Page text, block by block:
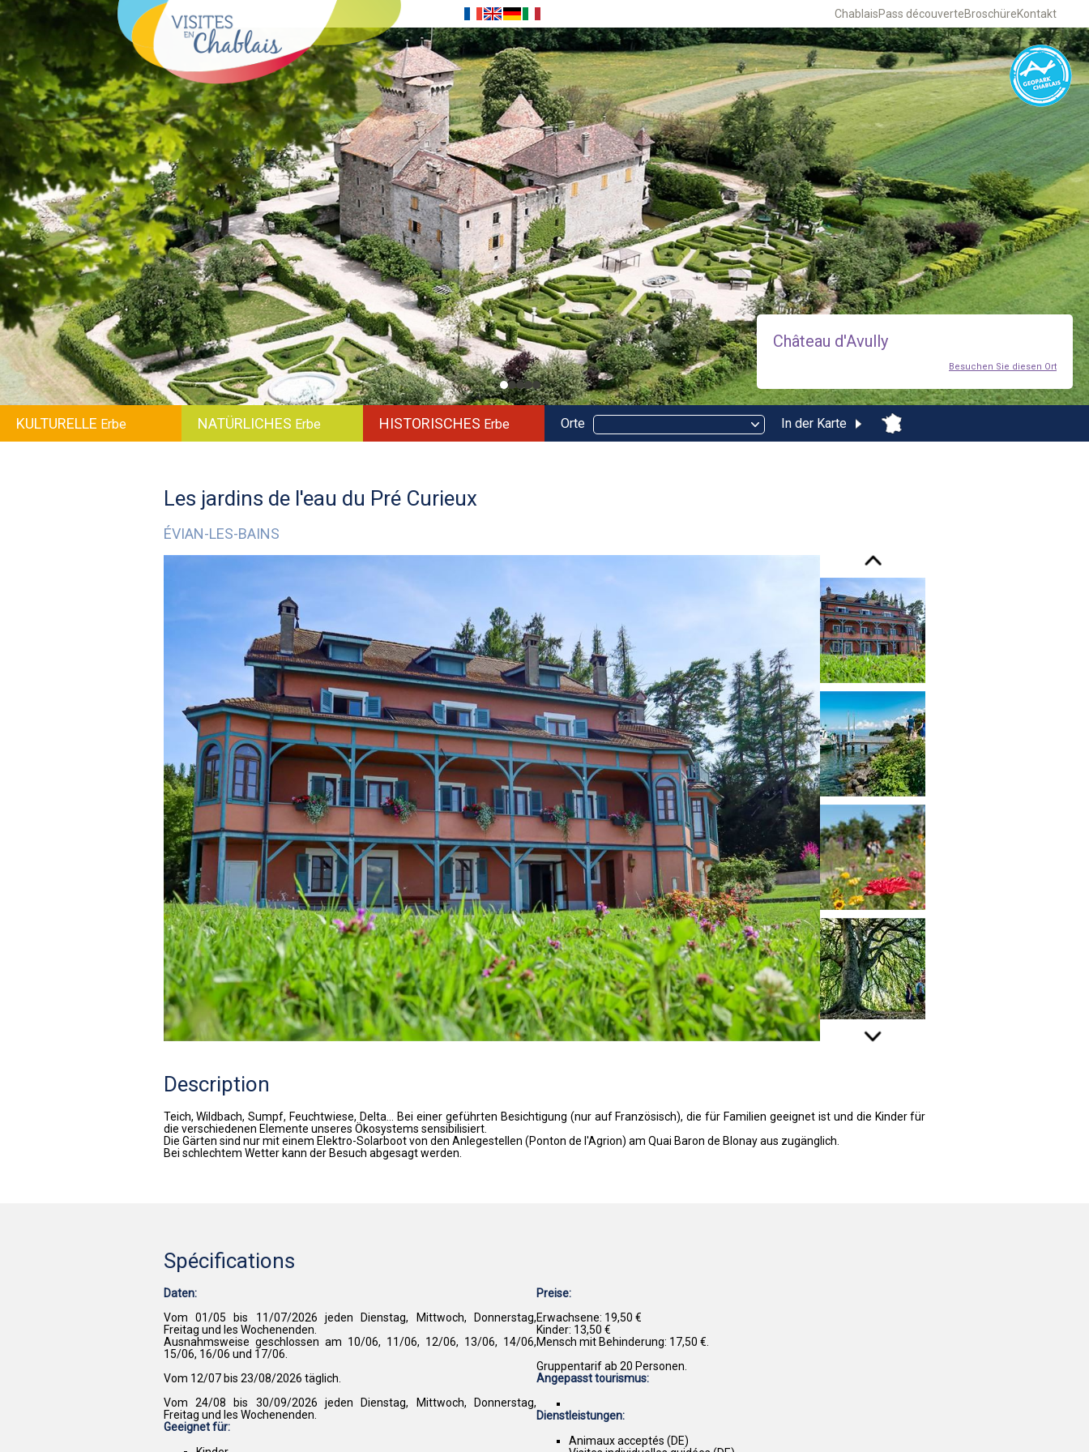
ChablaisPass découverteBroschüreKontakt
Château d'Avully
Besuchen Sie diesen Ort
KULTURELLE Erbe NATÜRLICHES Erbe HISTORISCHES Erbe Orte In der Karte
Les jardins de l'eau du Pré Curieux
ÉVIAN-LES-BAINS
Description
Teich, Wildbach, Sumpf, Feuchtwiese, Delta... Bei einer geführten Besichtigung (nur auf Französisch), die für Familien geeignet ist und die Kinder für
die verschiedenen Elemente unseres Ökosystems sensibilisiert.
Die Gärten sind nur mit einem Elektro-Solarboot von den Anlegestellen (Ponton de l'Agrion) am Quai Baron de Blonay aus zugänglich.
Bei schlechtem Wetter kann der Besuch abgesagt werden.
Spécifications
Daten:
Vom 01/05 bis 11/07/2026 jeden Dienstag, Mittwoch, Donnerstag,
Freitag und les Wochenenden.
Ausnahmsweise geschlossen am 10/06, 11/06, 12/06, 13/06, 14/06,
15/06, 16/06 und 17/06.
Vom 12/07 bis 23/08/2026 täglich.
Vom 24/08 bis 30/09/2026 jeden Dienstag, Mittwoch, Donnerstag,
Freitag und les Wochenenden.
Geeignet für:
Preise:
Erwachsene: 19,50 €
Kinder: 13,50 €
Mensch mit Behinderung: 17,50 €.
Gruppentarif ab 20 Personen.
Angepasst tourismus:
Dienstleistungen:
Animaux acceptés (DE)